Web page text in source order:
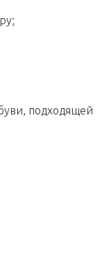
под­хо­дя­щей